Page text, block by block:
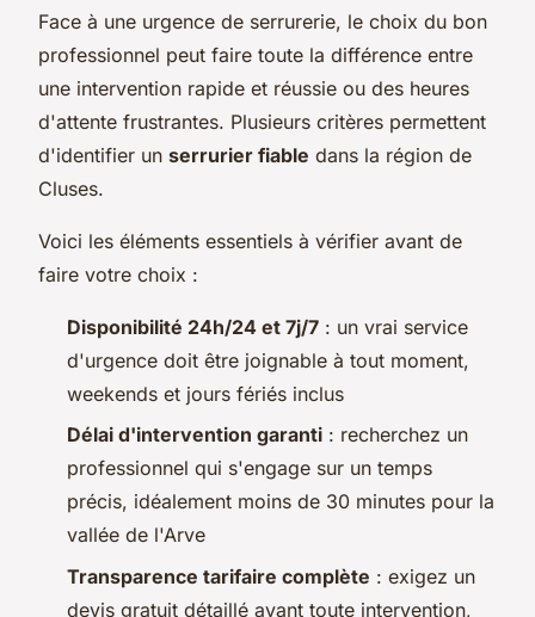
Face à une urgence de serrurerie, le choix du bon
professionnel peut faire toute la différence entre
une intervention rapide et réussie ou des heures
d'attente frustrantes. Plusieurs critères permettent
d'identifier un serrurier fiable dans la région de
Cluses.
Voici les éléments essentiels à vérifier avant de
faire votre choix :
Disponibilité 24h/24 et 7j/7 : un vrai service
d'urgence doit être joignable à tout moment,
weekends et jours fériés inclus
Délai d'intervention garanti : recherchez un
professionnel qui s'engage sur un temps
précis, idéalement moins de 30 minutes pour la
vallée de l'Arve
Transparence tarifaire complète : exigez un
devis gratuit détaillé avant toute intervention,